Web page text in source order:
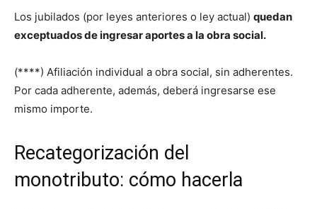
Los jubilados (por leyes anteriores o ley actual) quedan
exceptuados de ingresar aportes a la obra social.
(****) Afiliación individual a obra social, sin adherentes.
Por cada adherente, además, deberá ingresarse ese
mismo importe.
Recategorización del
monotributo: cómo hacerla